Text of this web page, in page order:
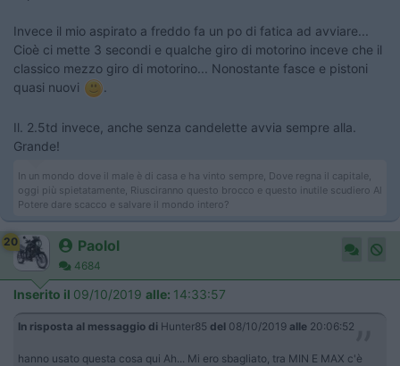
Invece il mio aspirato a freddo fa un po di fatica ad avviare...
Cioè ci mette 3 secondi e qualche giro di motorino inceve che il
classico mezzo giro di motorino... Nonostante fasce e pistoni
quasi nuovi
Il. 2.5td invece, anche senza candelette avvia sempre alla.
Grande!
In un mondo dove il male è di casa e ha vinto sempre, Dove regna il capitale,
oggi più spietatamente, Riusciranno questo brocco e questo inutile scudiero Al
Potere dare scacco e salvare il mondo intero?
20 Paolol
4684
Inserito il 09/10/2019 alle: 14:33:57
In risposta al messaggio di Hunter85 del 08/10/2019 alle 20:06:52
hanno usato questa cosa qui Ah... Mi ero sbagliato, tra MIN E MAX c'è